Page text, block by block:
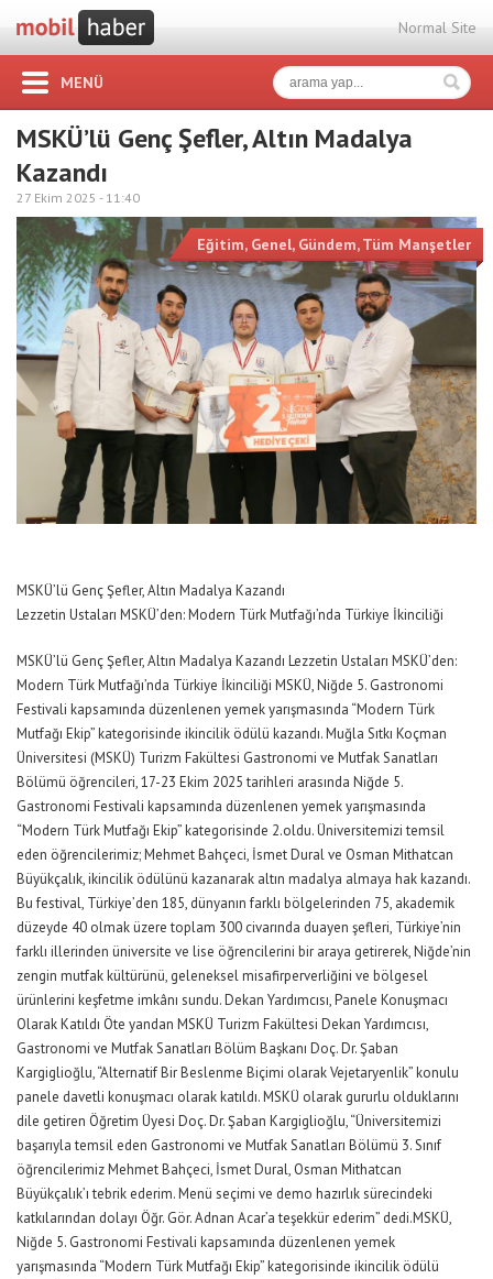
Normal Site
MENÜ
MSKÜ’lü Genç Şefler, Altın Madalya
Kazandı
27 Ekim 2025 - 11:40
Eğitim, Genel, Gündem,Tüm Manşetler
MSKÜ’lü Genç Şefler, Altın Madalya Kazandı
Lezzetin Ustaları MSKÜ’den: Modern Türk Mutfağı’nda Türkiye İkinciliği
MSKÜ’lü Genç Şefler, Altın Madalya Kazandı Lezzetin Ustaları MSKÜ’den:
Modern Türk Mutfağı’nda Türkiye İkinciliği MSKÜ, Niğde 5. Gastronomi
Festivali kapsamında düzenlenen yemek yarışmasında “Modern Türk
Mutfağı Ekip” kategorisinde ikincilik ödülü kazandı. Muğla Sıtkı Koçman
Üniversitesi (MSKÜ) Turizm Fakültesi Gastronomi ve Mutfak Sanatları
Bölümü öğrencileri, 17-23 Ekim 2025 tarihleri arasında Niğde 5.
Gastronomi Festivali kapsamında düzenlenen yemek yarışmasında
“Modern Türk Mutfağı Ekip” kategorisinde 2.oldu. Üniversitemizi temsil
eden öğrencilerimiz; Mehmet Bahçeci, İsmet Dural ve Osman Mithatcan
Büyükçalık, ikincilik ödülünü kazanarak altın madalya almaya hak kazandı.
Bu festival, Türkiye’den 185, dünyanın farklı bölgelerinden 75, akademik
düzeyde 40 olmak üzere toplam 300 civarında duayen şefleri, Türkiye’nin
farklı illerinden üniversite ve lise öğrencilerini bir araya getirerek, Niğde’nin
zengin mutfak kültürünü, geleneksel misafirperverliğini ve bölgesel
ürünlerini keşfetme imkânı sundu. Dekan Yardımcısı, Panele Konuşmacı
Olarak Katıldı Öte yandan MSKÜ Turizm Fakültesi Dekan Yardımcısı,
Gastronomi ve Mutfak Sanatları Bölüm Başkanı Doç. Dr. Şaban
Kargiglioğlu, “Alternatif Bir Beslenme Biçimi olarak Vejetaryenlik” konulu
panele davetli konuşmacı olarak katıldı. MSKÜ olarak gururlu olduklarını
dile getiren Öğretim Üyesi Doç. Dr. Şaban Kargiglioğlu, “Üniversitemizi
başarıyla temsil eden Gastronomi ve Mutfak Sanatları Bölümü 3. Sınıf
öğrencilerimiz Mehmet Bahçeci, İsmet Dural, Osman Mithatcan
Büyükçalık’ı tebrik ederim. Menü seçimi ve demo hazırlık sürecindeki
katkılarından dolayı Öğr. Gör. Adnan Acar’a teşekkür ederim” dedi.MSKÜ,
Niğde 5. Gastronomi Festivali kapsamında düzenlenen yemek
yarışmasında “Modern Türk Mutfağı Ekip” kategorisinde ikincilik ödülü